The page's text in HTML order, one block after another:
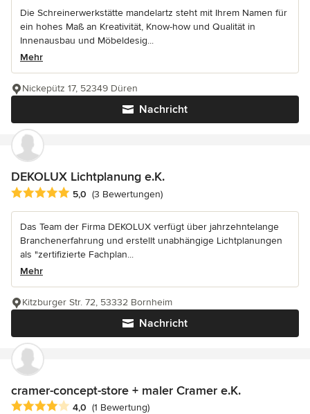
Die Schreinerwerkstätte mandelartz steht mit Ihrem Namen für
ein hohes Maß an Kreativität, Know-how und Qualität in
Innenausbau und Möbeldesig...
Mehr
Nachricht
Nickepütz 17, 52349 Düren
DEKOLUX Lichtplanung e.K.
Durchschnittliche Bewertung: 5 von 5 Sternen
5,0 (3 Bewertungen)
Das Team der Firma DEKOLUX verfügt über jahrzehntelange
Branchenerfahrung und erstellt unabhängige Lichtplanungen
als "zertifizierte Fachplan...
Mehr
Nachricht
Kitzburger Str. 72, 53332 Bornheim
cramer-concept-store + maler Cramer e.K.
Durchschnittliche Bewertung: 4 von 5 Sternen
4,0 (1 Bewertung)